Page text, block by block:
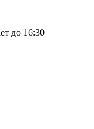
до 16:30